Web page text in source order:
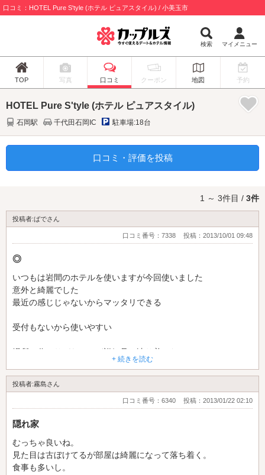
口コミ：HOTEL Pure S'tyle (ホテル ピュアスタイル) / 小美玉市
検索 マイメニュー
TOP 写真 口コミ クーポン 地図 予約
HOTEL Pure S'tyle (ホテル ピュアスタイル)
石岡駅 千代田石岡IC 駐車場:18台
口コミ・評価を投稿
1 ～ 3件目 / 3件
投稿者:ばでさん
口コミ番号：7338 投稿：2013/10/01 09:48
◎
いつもは岩間のホテルを使いますが今回使いました
意外と綺麗でした
最近の感じじゃないからマッタリできる
受付もないから使いやすい
場所は分かりづらいけど詳細見て辿り着いた
露天風呂とかあるといいなー
+ 続きを読む
投稿者:霧島さん
口コミ番号：6340 投稿：2013/01/22 02:10
隠れ家
むっちゃ良いね。
見た目は古ぼけてるが部屋は綺麗になって落ち着く。
食事も多いし。